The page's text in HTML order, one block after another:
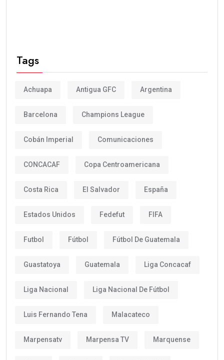
Tags
Achuapa Antigua GFC Argentina
Barcelona Champions League
Cobán Imperial Comunicaciones
CONCACAF Copa Centroamericana
Costa Rica El Salvador España
Estados Unidos Fedefut FIFA
Futbol Fútbol Fútbol De Guatemala
Guastatoya Guatemala Liga Concacaf
Liga Nacional Liga Nacional De Fútbol
Luis Fernando Tena Malacateco
Marpensatv Marpensa TV Marquense